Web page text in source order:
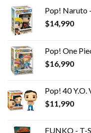
Pop! Naruto
$14,990
Pop! One
$16,990
Pop! 40 Y.O.
$11,990
FUNKO - T-